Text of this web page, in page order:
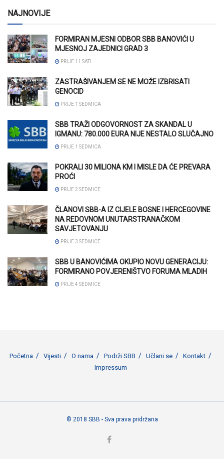
NAJNOVIJE
FORMIRAN MJESNI ODBOR SBB BANOVIĆI U
MJESNOJ ZAJEDNICI GRAD 3
PRIJE 11 SATI
ZASTRAŠIVANJEM SE NE MOŽE IZBRISATI
GENOCID
PRIJE 1 SEDMICA
SBB TRAŽI ODGOVORNOST ZA SKANDAL U
IGMANU: 780.000 EURA NIJE NESTALO SLUČAJNO
PRIJE 1 SEDMICA
POKRALI 30 MILIONA KM I MISLE DA ĆE PREVARA
PROĆI
PRIJE 2 SEDMICE
ČLANOVI SBB-A IZ CIJELE BOSNE I HERCEGOVINE
NA REDOVNOM UNUTARSTRANAČKOM
SAVJETOVANJU
PRIJE 3 SEDMICE
SBB U BANOVIĆIMA OKUPIO NOVU GENERACIJU:
FORMIRANO POVJERENIŠTVO FORUMA MLADIH
PRIJE 4 SEDMICE
Početna Vijesti O nama Podrži SBB Učlani se
Kontakt
Impressum
© 2018 SBB - Sva prava pridržana